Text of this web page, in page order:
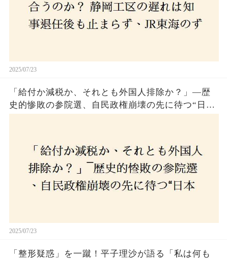
2025/07/23
「給付か減税か、それとも外国人排除か？」―歴
史的惨敗の参院選、自民政権崩壊の先に待つ“日本
2025/07/23
「整形疑惑」を一蹴！平子理沙が語る「私は何も